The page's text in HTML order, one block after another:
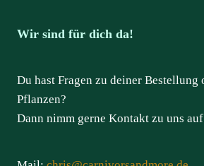
Wir sind für dich da!
Du hast Fragen zu deiner Bestellung
Pflanzen?
Dann nimm gerne Kontakt zu uns